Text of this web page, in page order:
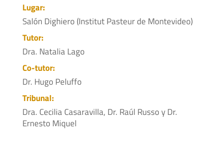
Lugar:
Salón Dighiero (Institut Pasteur de Montevideo)
Tutor:
Dra. Natalia Lago
Co-tutor:
Dr. Hugo Peluffo
Tribunal:
Dra. Cecilia Casaravilla, Dr. Raúl Russo y Dr.
Ernesto Miquel